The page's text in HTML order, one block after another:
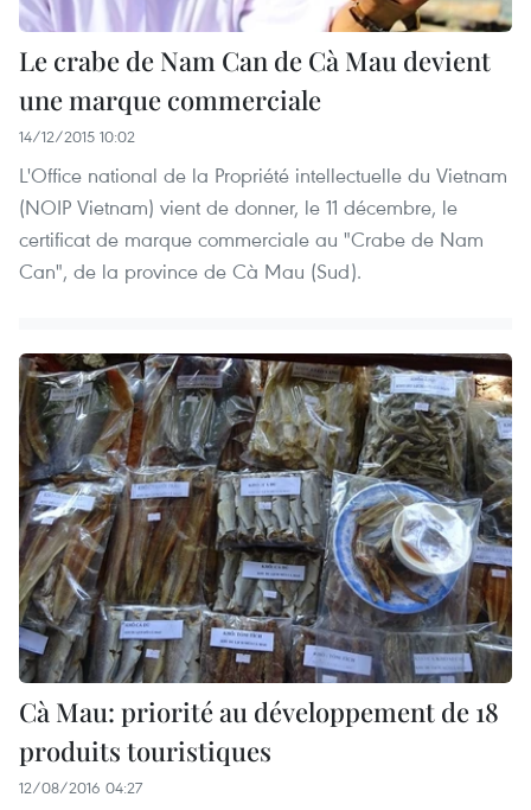
Le crabe de Nam Can de Cà Mau devient
une marque commerciale
14/12/2015 10:02
L'Office national de la Propriété intellectuelle du Vietnam
(NOIP Vietnam) vient de donner, le 11 décembre, le
certificat de marque commerciale au "Crabe de Nam
Can", de la province de Cà Mau (Sud).
Cà Mau: priorité au développement de 18
produits touristiques
12/08/2016 04:27